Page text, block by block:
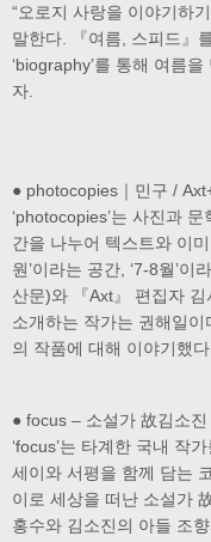
“오로지 사랑을 이야기하
말한다. 『여름, 스피드』
‘biography’를 통해 여름
자.
● photocopies｜민구 /
‘photocopies’는 사진과
간을 나누어 텍스트와 이
원’이라는 공간, ‘7-8월’
산문)와 『Axt』 편집자
소개하는 작가는 권해일
의 작품에 대해 이야기했다.
● focus – 소설가 故김소진
‘focus’는 타계한 국내 작
세이와 서평을 함께 담는
이로 세상을 떠난 소설가
홍수와 김소진의 아들 조